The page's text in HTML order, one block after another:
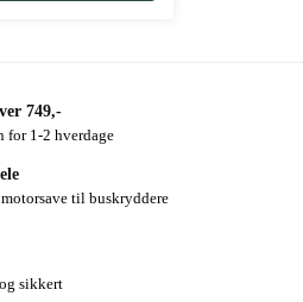
749,-
for 1-2 hverdage
til buskryddere
sikkert